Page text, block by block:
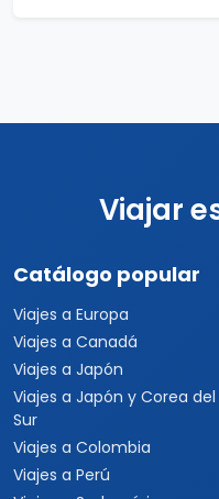
Viajar
Catálogo popular
Viajes a Europa
Viajes a Canadá
Viajes a Japón
Viajes a Japón y Corea del
Sur
Viajes a Colombia
Viajes a Perú